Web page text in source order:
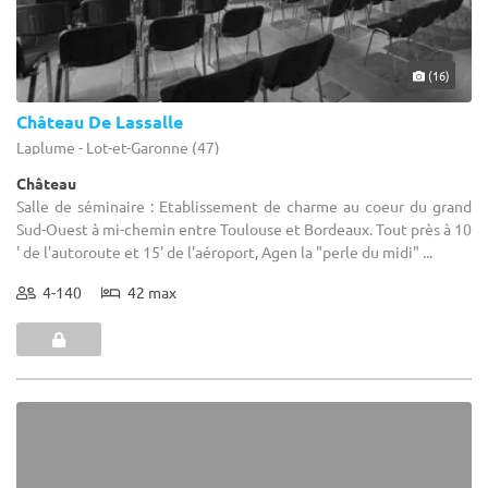
(16)
Château De Lassalle
Laplume - Lot-et-Garonne (47)
Château
Salle de séminaire : Etablissement de charme au coeur du grand
Sud-Ouest à mi-chemin entre Toulouse et Bordeaux. Tout près à 10
' de l'autoroute et 15' de l'aéroport, Agen la "perle du midi" ...
4-140 42 max